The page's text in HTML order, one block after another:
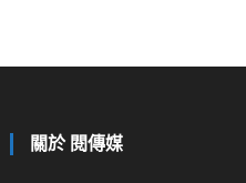
關於 閱傳媒